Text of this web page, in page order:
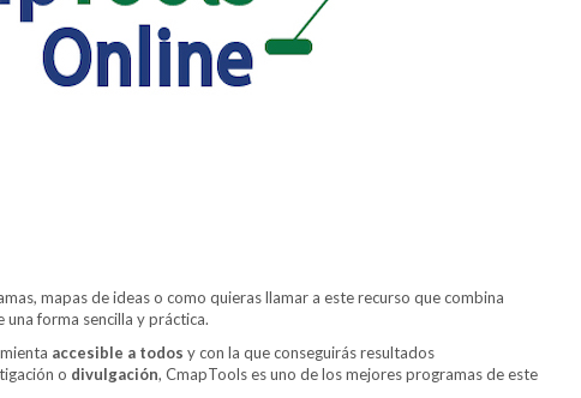
mapas de ideas o como quieras llamar a este recurso que combina
una forma sencilla y práctica.
accesible a todos y con la que conseguirás resultados
o divulgación, CmapTools es uno de los mejores programas de este